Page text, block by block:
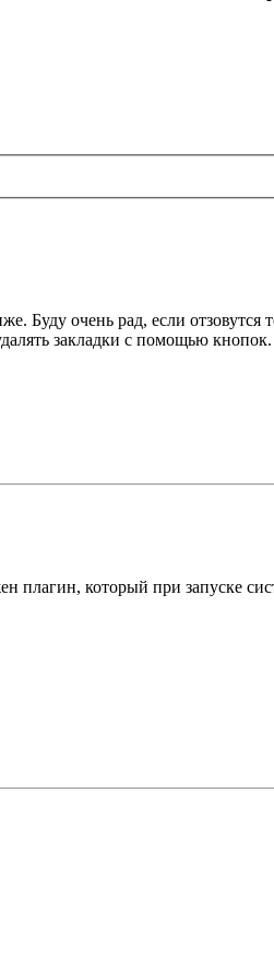
очень рад, если отзовутся
закладки с помощью кнопок.
плагин, который при запуске